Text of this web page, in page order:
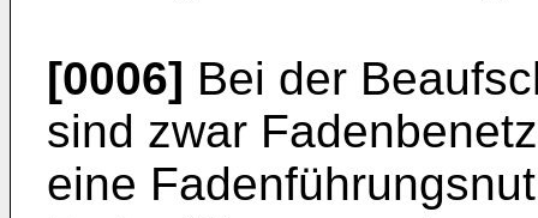
[0006] Bei der
sind zwar
eine